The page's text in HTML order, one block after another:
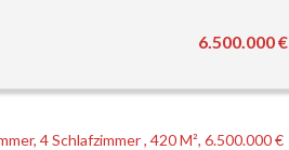
6.500.000 €
4 Schlafzimmer , 420 M², 6.500.000 €